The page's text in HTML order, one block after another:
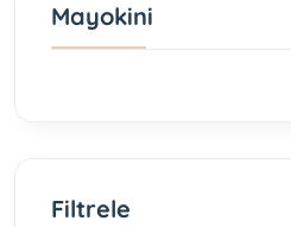
Mayokini
Filtrele